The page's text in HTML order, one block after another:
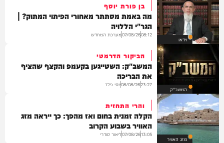
וידאו
בן פורת יוסף
מה באמת מסתתר מאחורי הפיתוי המתוק? |
הגר"י הללויה
08:12
07/08/26מערכת המחדש
המשב"ק
הביקור הדרמטי
המשב"ק: השטייגען בקעמפ והקצף שהציף
את הבריכה
23:27
08/08/26יוסי פלד
מזג האוויר
והרי התחזית
הקלה זמנית בחום ואז מהפך: כך ייראה מזג
האוויר בשבוע הקרוב
13:05
07/08/26ליאור סודרי